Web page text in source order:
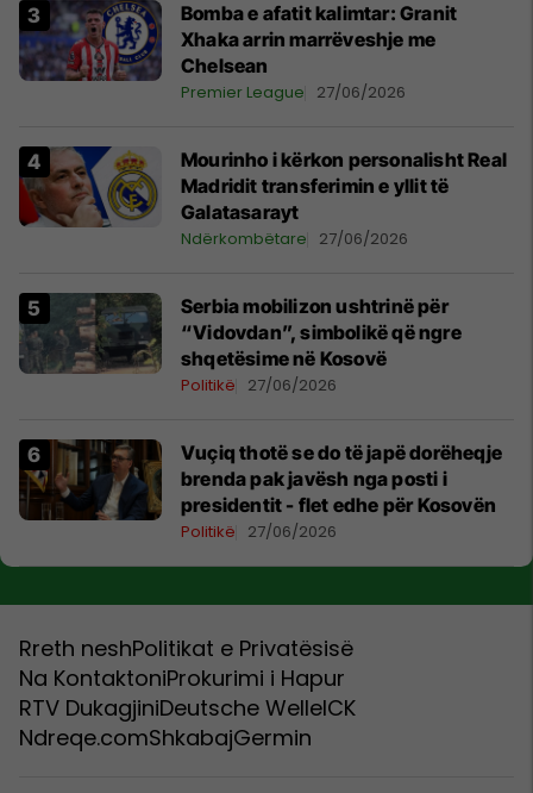
Bomba e afatit kalimtar: Granit
Xhaka arrin marrëveshje me
Chelsean
Premier League 27/06/2026
Mourinho i kërkon personalisht Real
Madridit transferimin e yllit të
Galatasarayt
Ndërkombëtare 27/06/2026
​Serbia mobilizon ushtrinë për
“Vidovdan”, simbolikë që ngre
shqetësime në Kosovë
Politikë 27/06/2026
Vuçiq thotë se do të japë dorëheqje
brenda pak javësh nga posti i
presidentit - flet edhe për Kosovën
Politikë 27/06/2026
Rreth neshPolitikat e Privatësisë
Na KontaktoniProkurimi i Hapur
RTV DukagjiniDeutsche WelleICK
Ndreqe.comShkabajGermin